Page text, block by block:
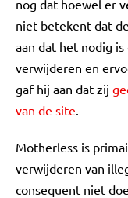
nog dat hoewel er
niet betekent dat
aan dat het nodig
verwijderen en
gaf hij aan dat zij
van de site.
Motherless is
verwijderen van
consequent niet